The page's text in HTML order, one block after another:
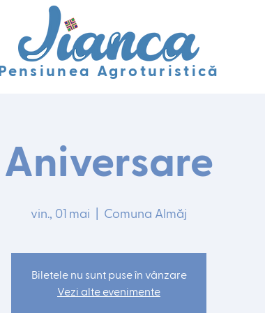
Pensiunea Agroturistică
Aniversare
vin., 01 mai Comuna Almăj
Biletele nu sunt puse în vânzare
Vezi alte evenimente